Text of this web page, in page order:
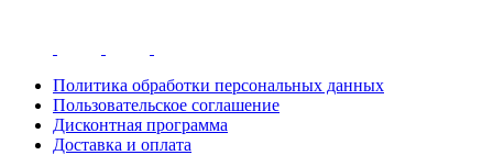
Политика обработки персональных данных
Пользовательское соглашение
Дисконтная программа
Доставка и оплата